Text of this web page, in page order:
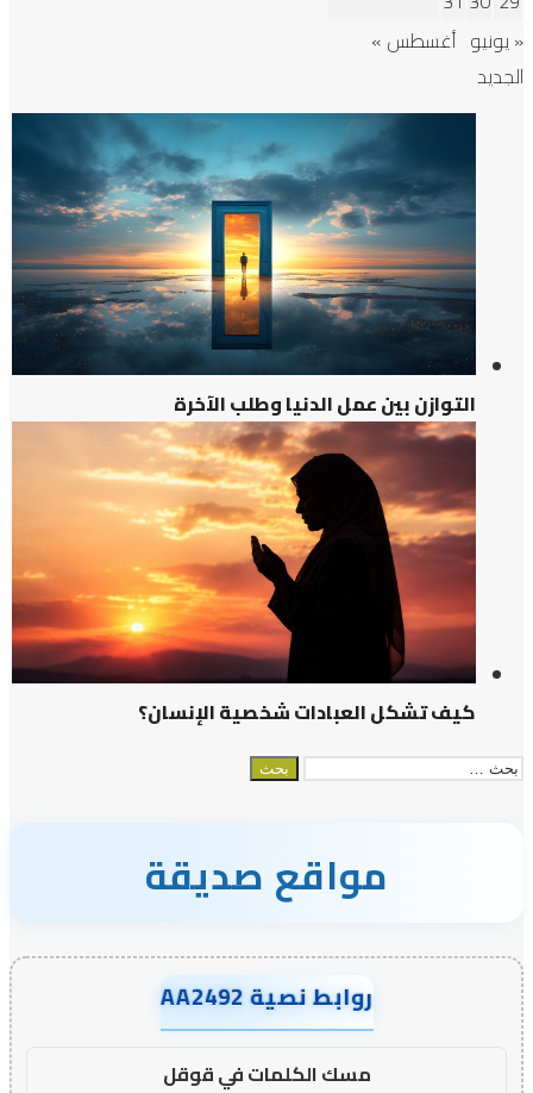
المدرسة
إلى
نجاح؟
« يونيو أغسطس »
الجديد
التوازن بين عمل الدنيا وطلب الآخرة
كيف تشكل العبادات شخصية الإنسان؟
البحث
مواقع صديقة
روابط نصية AA2492
مسك الكلمات في قوقل